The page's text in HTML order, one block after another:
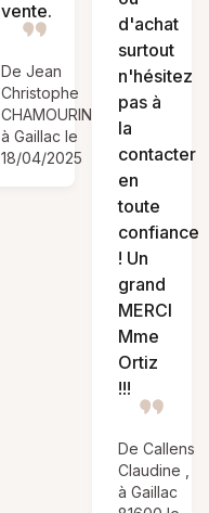
vente.
De Jean
Christophe
CHAMOURIN,
à Gaillac le
18/04/2025
d'achat
surtout
n'hésitez
pas à
la
contacter
en
toute
confiance
! Un
grand
MERCI
Mme
Ortiz
!!!
De Callens
Claudine ,
à Gaillac